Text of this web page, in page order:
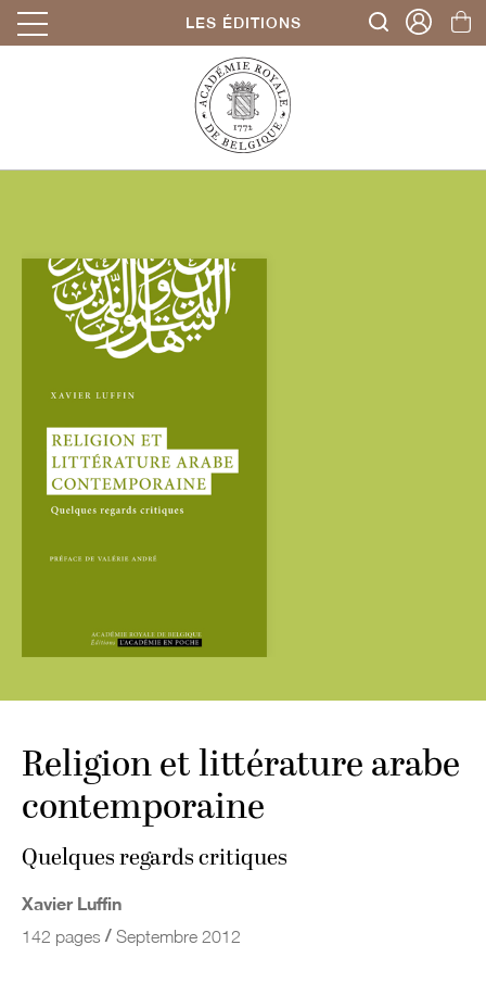
LES ÉDITIONS
Religion et littérature arabe
contemporaine
Quelques regards critiques
Xavier Luffin
142 pages / Septembre 2012